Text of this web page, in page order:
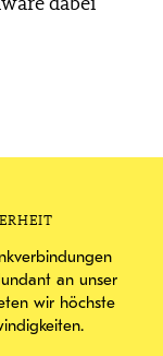
dabei
an unser
wir höchste